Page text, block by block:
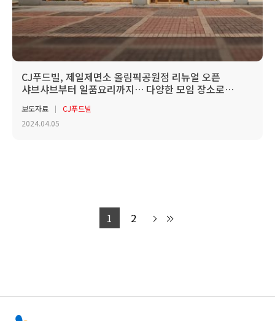
CJ푸드빌, 제일제면소 올림픽공원점 리뉴얼 오픈
샤브샤브부터 일품요리까지… 다양한 모임 장소로
거듭나
보도자료
CJ푸드빌
2024.04.05
1 2